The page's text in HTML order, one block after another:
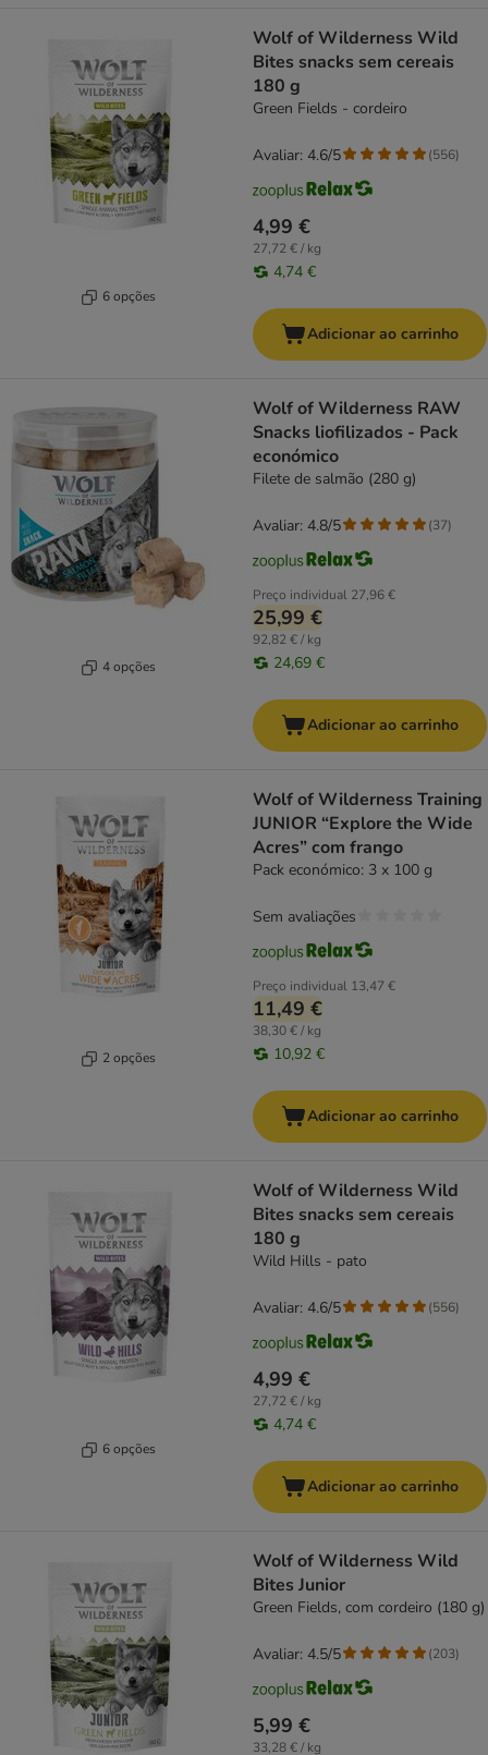
6 opções
Wolf of Wilderness Wild
Bites snacks sem cereais
180 g
Green Fields - cordeiro
4,99 €
27,72 € / kg
4,74 €
Avaliar: 4.6/5 (556)
Adicionar ao carrinho
4 opções
Wolf of Wilderness RAW
Snacks liofilizados - Pack
económico
Filete de salmão (280 g)
Preço individual 27,96 €
25,99 €
92,82 € / kg
24,69 €
Avaliar: 4.8/5 (37)
Adicionar ao carrinho
2 opções
Wolf of Wilderness Training
JUNIOR “Explore the Wide
Acres” com frango
Pack económico: 3 x 100 g
Preço individual 13,47 €
11,49 €
38,30 € / kg
10,92 €
Sem avaliações
Adicionar ao carrinho
6 opções
Wolf of Wilderness Wild
Bites snacks sem cereais
180 g
Wild Hills - pato
4,99 €
27,72 € / kg
4,74 €
Avaliar: 4.6/5 (556)
Adicionar ao carrinho
Wolf of Wilderness Wild
Bites Junior
Green Fields, com cordeiro (180 g)
5,99 €
33,28 € / kg
Avaliar: 4.5/5 (203)